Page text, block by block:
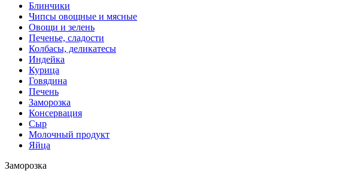
Блинчики
Чипсы овощные и мясные
Овощи и зелень
Печенье, сладости
Колбасы, деликатесы
Индейка
Курица
Говядина
Печень
Заморозка
Консервация
Сыр
Молочный продукт
Яйца
Заморозка